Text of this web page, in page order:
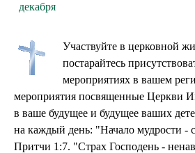
декабря
Участвуйте в церковной
постарайтесь
мероприятиях в вашем
мероприятия посвященные Церкви
в ваше будущее и будущее ваших
на каждый день: "Начало мудрости -
Притчи 1:7. "Страх Господень -